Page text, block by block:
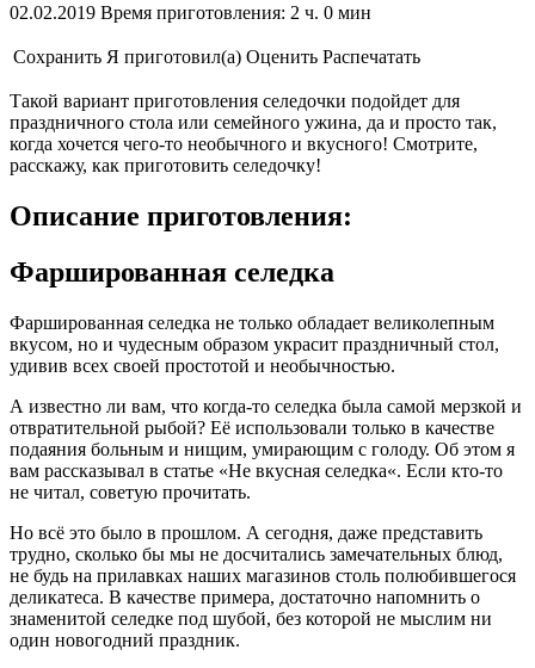
02.02.2019 Время приготовления: 2 ч. 0 мин
Сохранить Я приготовил(а) Оценить Распечатать
Такой вариант приготовления селедочки подойдет для
праздничного стола или семейного ужина, да и просто так,
когда хочется чего-то необычного и вкусного! Смотрите,
расскажу, как приготовить селедочку!
Описание приготовления:
Фаршированная селедка
Фаршированная селедка не только обладает великолепным
вкусом, но и чудесным образом украсит праздничный стол,
удивив всех своей простотой и необычностью.
А известно ли вам, что когда-то селедка была самой мерзкой и
отвратительной рыбой? Её использовали только в качестве
подаяния больным и нищим, умирающим с голоду. Об этом я
вам рассказывал в статье «Не вкусная селедка«. Если кто-то
не читал, советую прочитать.
Но всё это было в прошлом. А сегодня, даже представить
трудно, сколько бы мы не досчитались замечательных блюд,
не будь на прилавках наших магазинов столь полюбившегося
деликатеса. В качестве примера, достаточно напомнить о
знаменитой селедке под шубой, без которой не мыслим ни
один новогодний праздник.